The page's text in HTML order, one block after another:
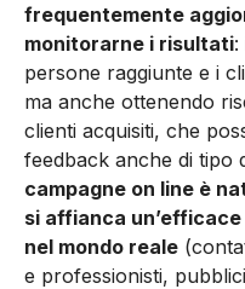
frequente­mente
monitorarne i risul­tati:
persone raggiunte e i
ma an­che ottenendo
clienti acquisi­ti, che
feedback anche di tipo
campa­gne on line è
si affianca
nel mondo reale
e pro­fessionisti,